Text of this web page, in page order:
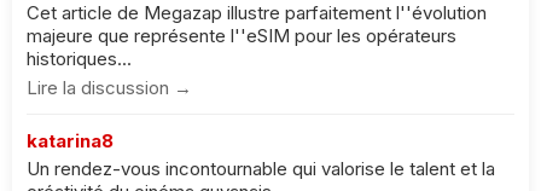
Cet article de Megazap illustre parfaitement l''évolution
majeure que représente l''eSIM pour les opérateurs
historiques...
Lire la discussion →
katarina8
Un rendez-vous incontournable qui valorise le talent et la